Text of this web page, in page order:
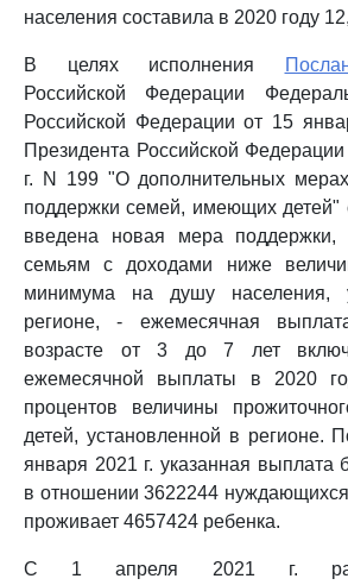
населения составила в 2020 году
В целях исполнения
Российской Федерации
Российской Федерации от 15
Президента Российской
г. N 199 "О дополнительных мерах
поддержки семей, имеющих детей"
введена новая мера поддержки,
семьям с доходами ниже
минимума на душу населения,
регионе, - ежемесячная
возрасте от 3 до 7 лет
ежемесячной выплаты в 2020
процентов величины
детей, установленной в регионе.
января 2021 г. указанная выплата
в отношении 3622244
проживает 4657424 ребенка.
С 1 апреля 2021 г.